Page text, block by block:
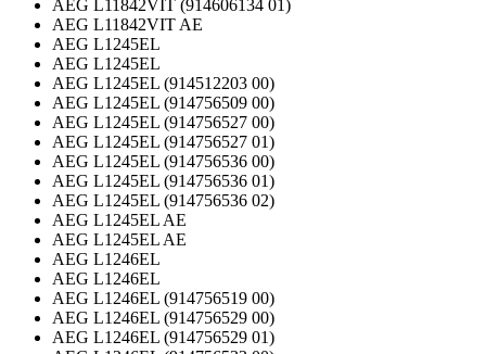
AEG L11842VIT (914606134 01)
AEG L11842VIT AE
AEG L1245EL
AEG L1245EL
AEG L1245EL (914512203 00)
AEG L1245EL (914756509 00)
AEG L1245EL (914756527 00)
AEG L1245EL (914756527 01)
AEG L1245EL (914756536 00)
AEG L1245EL (914756536 01)
AEG L1245EL (914756536 02)
AEG L1245EL AE
AEG L1245EL AE
AEG L1246EL
AEG L1246EL
AEG L1246EL (914756519 00)
AEG L1246EL (914756529 00)
AEG L1246EL (914756529 01)